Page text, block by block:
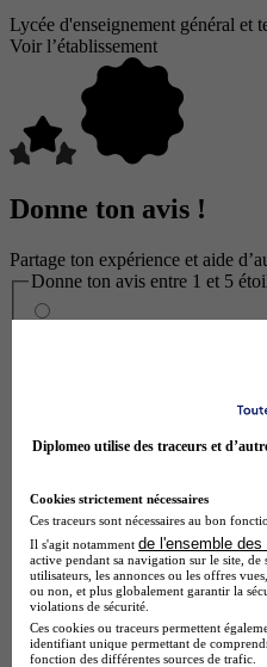
Lycée d'enseignement général et
Voir l’établissement
Donne ton avis !
Partage ton expérience et aide
Donne ton avis entre 1 et 5
Diplomeo utilise des traceurs et
Cookies strictement nécessaires
Ces traceurs sont nécessaires au bon
Il s'agit notamment de l'ensemble
active pendant sa navigation sur le site,
utilisateurs, les annonces ou les offres
ou non, et plus globalement garantir la
violations de sécurité.
Ces cookies ou traceurs permettent
identifiant unique permettant de
fonction des différentes sources de trafic.